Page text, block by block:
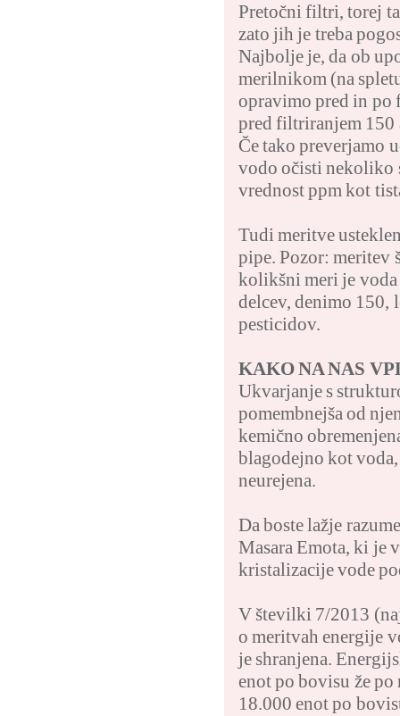
Pretočni filtri, torej
zato jih je treba
Najbolje je, da ob
merilnikom (na
opravimo pred in
pred filtriranjem 150
Če tako preverjamo
vodo očisti nekoliko
vrednost ppm kot
Tudi meritve
pipe. Pozor: meritev
kolikšni meri je voda
delcev, denimo 150,
pesticidov.
KAKO NA NAS
Ukvarjanje s
pomembnejša od
kemično
blagodejno kot
neurejena.
Da boste lažje
Masara Emota, ki je
kristalizacije vode
V številki 7/2013
o meritvah energije
je shranjena.
enot po bovisu že
18.000 enot po